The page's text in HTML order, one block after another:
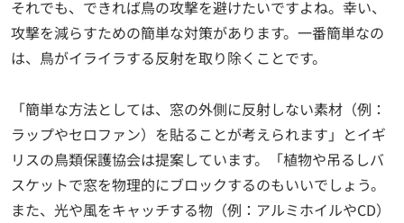
それでも、できれば鳥の攻撃を避けたいですよね。幸い、
攻撃を減らすための簡単な対策があります。一番簡単なの
は、鳥がイライラする反射を取り除くことです。
「簡単な方法としては、窓の外側に反射しない素材（例：
ラップやセロファン）を貼ることが考えられます」とイギ
リスの鳥類保護協会は提案しています。「植物や吊るしバ
スケットで窓を物理的にブロックするのもいいでしょう。
また、光や風をキャッチする物（例：アルミホイルやCD）